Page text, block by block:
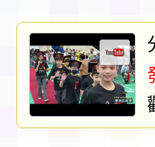
禮：畢業班